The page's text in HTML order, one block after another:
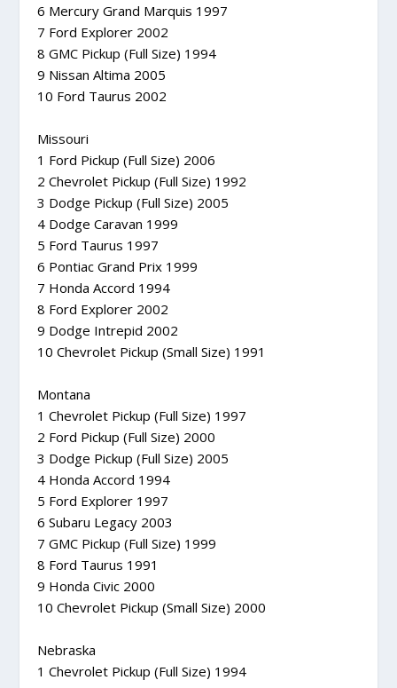
6 Mercury Grand Marquis 1997
7 Ford Explorer 2002
8 GMC Pickup (Full Size) 1994
9 Nissan Altima 2005
10 Ford Taurus 2002
Missouri
1 Ford Pickup (Full Size) 2006
2 Chevrolet Pickup (Full Size) 1992
3 Dodge Pickup (Full Size) 2005
4 Dodge Caravan 1999
5 Ford Taurus 1997
6 Pontiac Grand Prix 1999
7 Honda Accord 1994
8 Ford Explorer 2002
9 Dodge Intrepid 2002
10 Chevrolet Pickup (Small Size) 1991
Montana
1 Chevrolet Pickup (Full Size) 1997
2 Ford Pickup (Full Size) 2000
3 Dodge Pickup (Full Size) 2005
4 Honda Accord 1994
5 Ford Explorer 1997
6 Subaru Legacy 2003
7 GMC Pickup (Full Size) 1999
8 Ford Taurus 1991
9 Honda Civic 2000
10 Chevrolet Pickup (Small Size) 2000
Nebraska
1 Chevrolet Pickup (Full Size) 1994